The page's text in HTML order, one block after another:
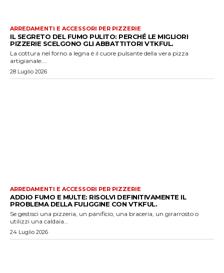
ARREDAMENTI E ACCESSORI PER PIZZERIE
IL SEGRETO DEL FUMO PULITO: PERCHÉ LE MIGLIORI
PIZZERIE SCELGONO GLI ABBATTITORI VTKFUL.
La cottura nel forno a legna è il cuore pulsante della vera pizza
artigianale:...
28 Luglio 2026
ARREDAMENTI E ACCESSORI PER PIZZERIE
ADDIO FUMO E MULTE: RISOLVI DEFINITIVAMENTE IL
PROBLEMA DELLA FULIGGINE CON VTKFUL.
Se gestisci una pizzeria, un panificio, una braceria, un girarrosto o
utilizzi una caldaia...
24 Luglio 2026